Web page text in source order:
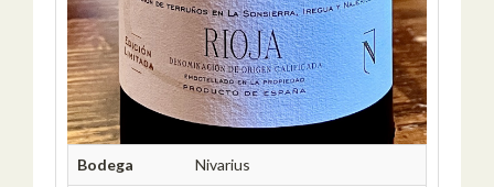
Bodega Nivarius